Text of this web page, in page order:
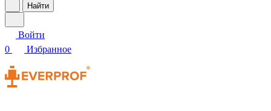
Найти
Войти
0
Избранное